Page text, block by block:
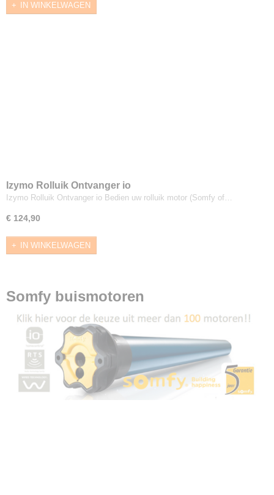
IN WINKELWAGEN
Izymo Rolluik Ontvanger io
Izymo Rolluik Ontvanger io Bedien uw rolluik motor (Somfy of…
€ 124,90
IN WINKELWAGEN
Somfy buismotoren